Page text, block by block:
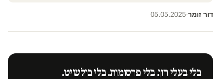
דור זומר·
05.05.2025
בלי בעלי הון. בלי פרסומות. בלי בולשיט.